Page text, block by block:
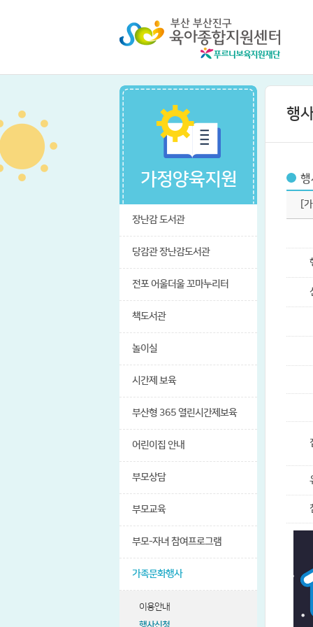
가정양육지원
장난감 도서관
당감관 장난감도서관
전포 어울더울 꼬마누리터
책도서관
놀이실
시간제 보육
부산형 365 열린시간제보육
어린이집 안내
부모상담
부모교육
부모-자녀 참여프로그램
가족문화행사
이용안내
행사신청
행
행
[